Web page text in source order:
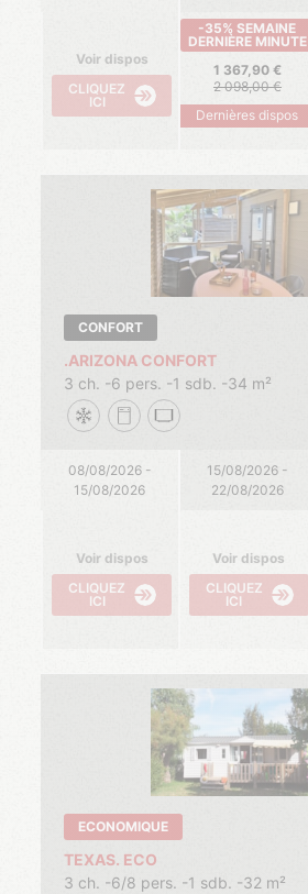
ECONOMIQUE
TEXAS. ECO
3 ch.
6/8 pers. 1 sdb. 32 m²
Voir dispos
CLIQUEZ
ICI
-35% SEMAINE
DERNIÈRE MINUTE
1 367,90
2 098,00
Dernières dispos
CONFORT
.ARIZONA CONFORT
3 ch.
6 pers. 1 sdb. 34 m²
08/08/2026 -
15/08/2026
15/08/2026 -
22/08/2026
Voir dispos
CLIQUEZ
ICI
Voir dispos
CLIQUEZ
ICI